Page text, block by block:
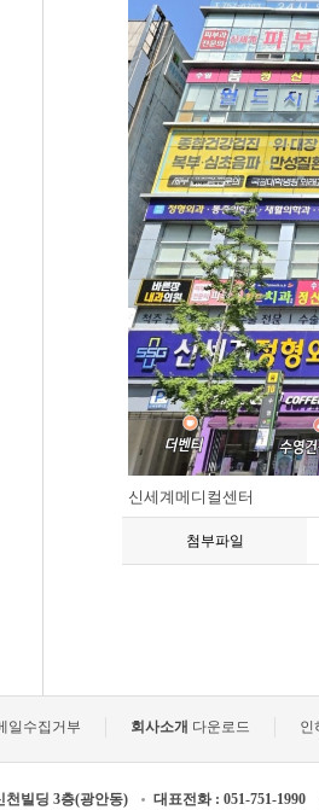
신세계메디컬센터
첨부파일
일수집거부 회사소개 다운로드 인
천빌딩 3층(광안동) 대표전화 : 051-751-1990